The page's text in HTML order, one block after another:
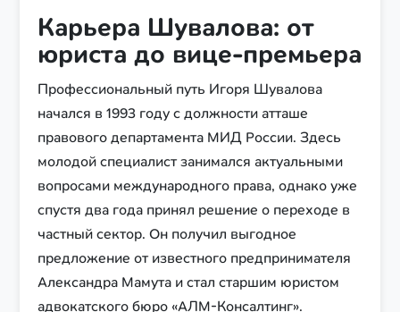
Карьера Шувалова: от
юриста до вице-премьера
Профессиональный путь Игоря Шувалова
начался в 1993 году с должности атташе
правового департамента МИД России. Здесь
молодой специалист занимался актуальными
вопросами международного права, однако уже
спустя два года принял решение о переходе в
частный сектор. Он получил выгодное
предложение от известного предпринимателя
Александра Мамута и стал старшим юристом
адвокатского бюро «АЛМ-Консалтинг».